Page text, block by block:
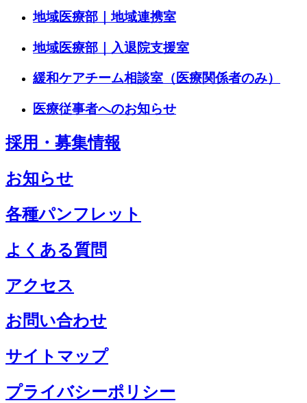
地域医療部｜地域連携室
地域医療部｜入退院支援室
緩和ケアチーム相談室（医療関係者のみ）
医療従事者へのお知らせ
採用・募集情報
お知らせ
各種パンフレット
よくある質問
アクセス
お問い合わせ
サイトマップ
プライバシーポリシー